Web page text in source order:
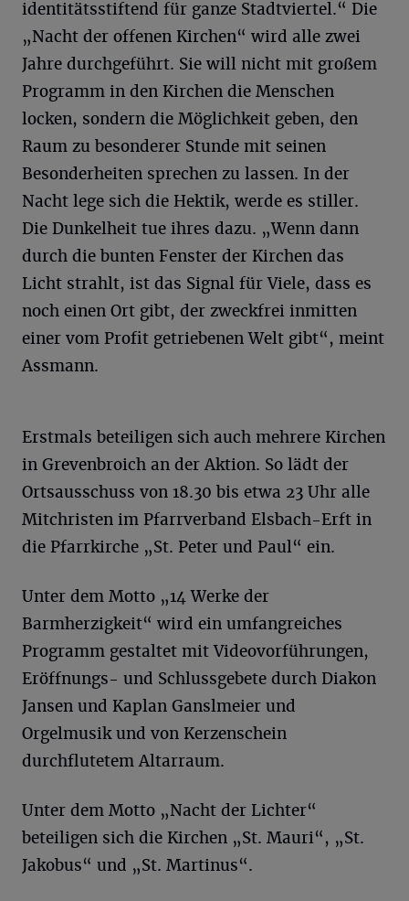
identitätsstiftend für ganze Stadtviertel.“ Die
„Nacht der offenen Kirchen“ wird alle zwei
Jahre durchgeführt. Sie will nicht mit großem
Programm in den Kirchen die Menschen
locken, sondern die Möglichkeit geben, den
Raum zu besonderer Stunde mit seinen
Besonderheiten sprechen zu lassen. In der
Nacht lege sich die Hektik, werde es stiller.
Die Dunkelheit tue ihres dazu. „Wenn dann
durch die bunten Fenster der Kirchen das
Licht strahlt, ist das Signal für Viele, dass es
noch einen Ort gibt, der zweckfrei inmitten
einer vom Profit getriebenen Welt gibt“, meint
Assmann.
Erstmals beteiligen sich auch mehrere Kirchen
in Grevenbroich an der Aktion. So lädt der
Ortsausschuss von 18.30 bis etwa 23 Uhr alle
Mitchristen im Pfarrverband Elsbach-Erft in
die Pfarrkirche „St. Peter und Paul“ ein.
Unter dem Motto „14 Werke der
Barmherzigkeit“ wird ein umfangreiches
Programm gestaltet mit Videovorführungen,
Eröffnungs- und Schlussgebete durch Diakon
Jansen und Kaplan Ganslmeier und
Orgelmusik und von Kerzenschein
durchflutetem Altarraum.
Unter dem Motto „Nacht der Lichter“
beteiligen sich die Kirchen „St. Mauri“, „St.
Jakobus“ und „St. Martinus“.